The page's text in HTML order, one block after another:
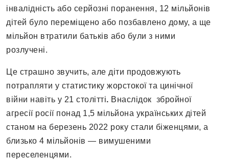
інвалідність або серйозні поранення, 12 мільйонів
дітей було переміщено або позбавлено дому, а ще
мільйон втратили батьків або були з ними
розлучені.
Це страшно звучить, але діти продовжують
потрапляти у статистику жорстокої та цинічної
війни навіть у 21 столітті. Внаслідок збройної
агресії росії понад 1,5 мільйона українських дітей
станом на березень 2022 року стали біженцями, а
близько 4 мільйонів — вимушеними
переселенцями.